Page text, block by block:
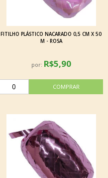
FITILHO PLÁSTICO NACARADO 0,5 CM X 50
M - ROSA
por: R$5,90